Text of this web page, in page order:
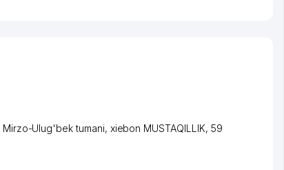
Mirzo-Ulug'bek tumani, xiеbon MUSTAQILLIK, 59